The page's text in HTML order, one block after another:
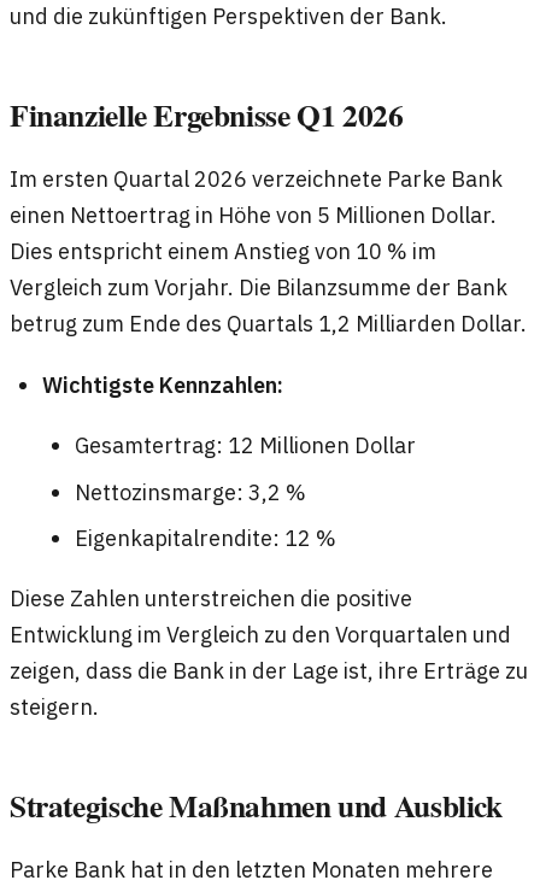
und die zukünftigen Perspektiven der Bank.
Finanzielle Ergebnisse Q1 2026
Im ersten Quartal 2026 verzeichnete Parke Bank
einen Nettoertrag in Höhe von 5 Millionen Dollar.
Dies entspricht einem Anstieg von 10 % im
Vergleich zum Vorjahr. Die Bilanzsumme der Bank
betrug zum Ende des Quartals 1,2 Milliarden Dollar.
Wichtigste Kennzahlen:
Gesamtertrag: 12 Millionen Dollar
Nettozinsmarge: 3,2 %
Eigenkapitalrendite: 12 %
Diese Zahlen unterstreichen die positive
Entwicklung im Vergleich zu den Vorquartalen und
zeigen, dass die Bank in der Lage ist, ihre Erträge zu
steigern.
Strategische Maßnahmen und Ausblick
Parke Bank hat in den letzten Monaten mehrere